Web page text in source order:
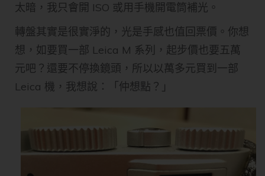
太暗，我只會開 ISO 或用手機開電筒補光。
轉盤其實是很實淨的，光是手感也值回票價。你想
想，如要買一部 Leica M 系列，起步價也要五萬
元吧？還要不停換鏡頭，所以以萬多元買到一部
Leica 機，我想說：「仲想點？」